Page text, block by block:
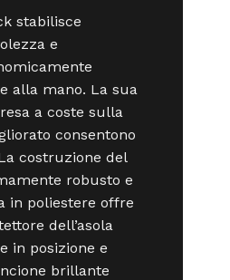
stabilisce
e
alla mano. La sua
a coste sulla
consentono
costruzione del
robusto e
in poliestere offre
dell’asola
in posizione e
brillante